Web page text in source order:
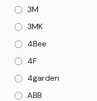
3M
3MK
4Bee
4F
4garden
ABB